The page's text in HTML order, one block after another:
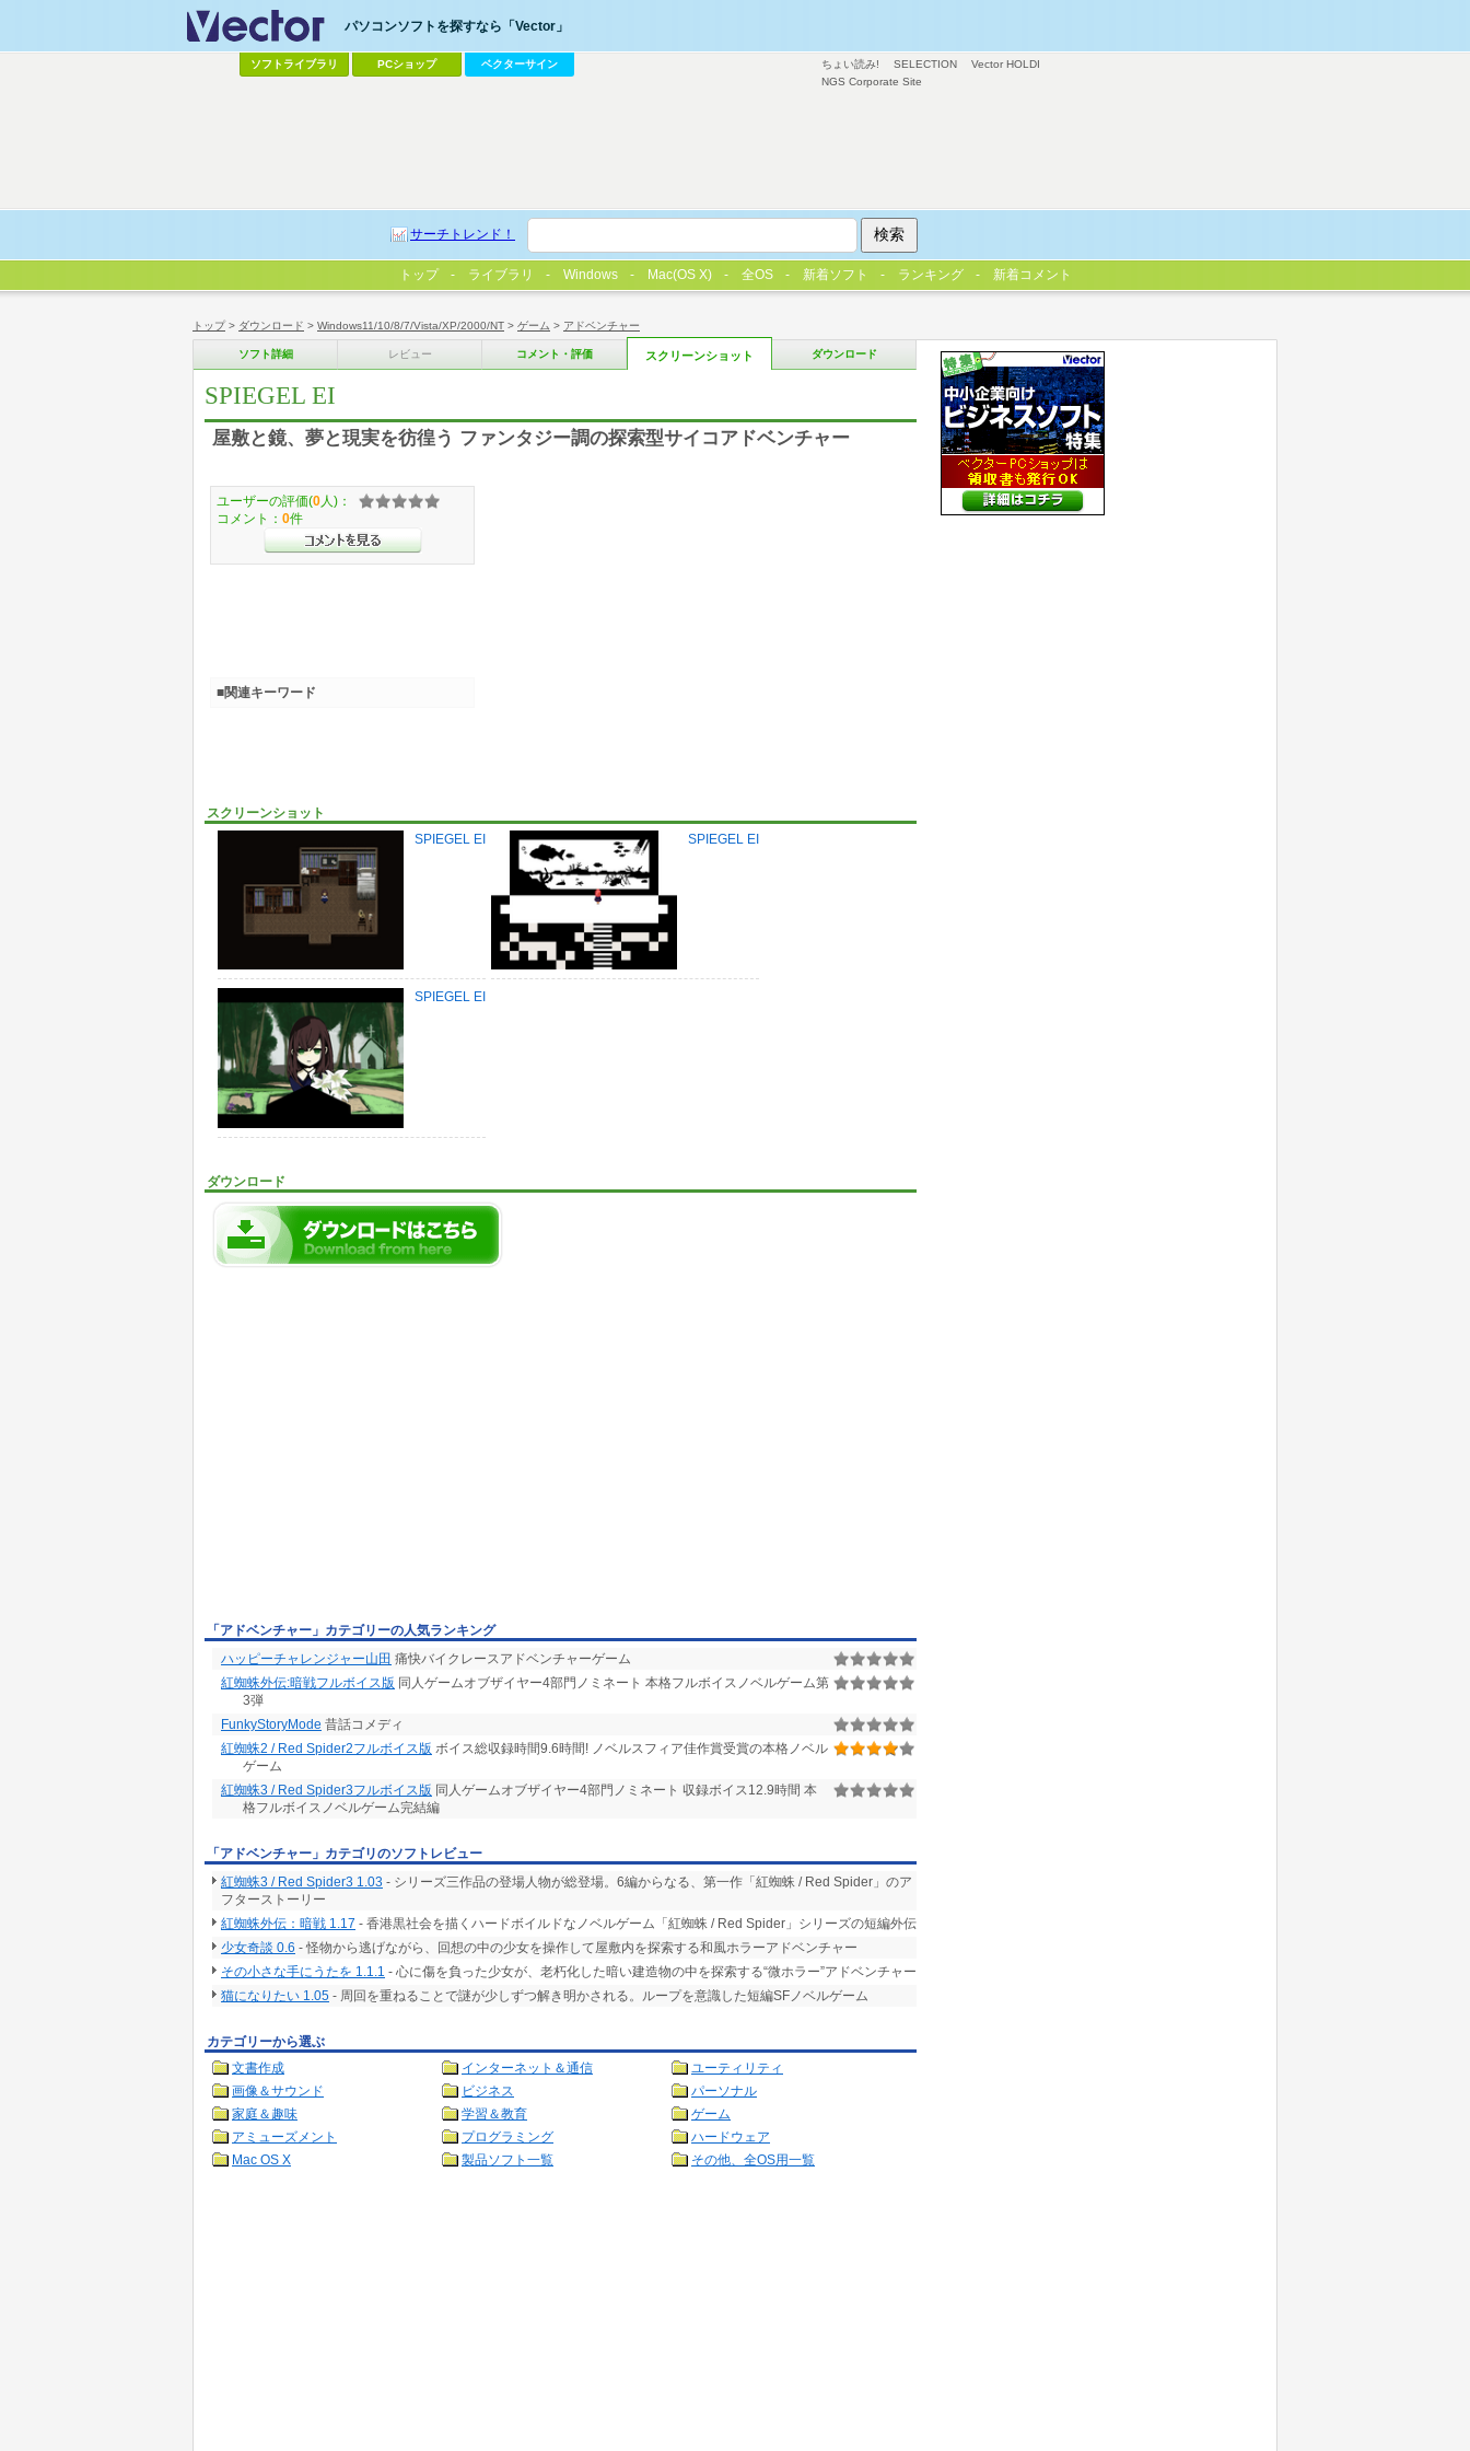
トップ> ダウンロード > Windows11/10/8/7/Vista/XP/2000/NT > ゲーム > アドベンチャー
ソフト詳細 レビュー コメント・評価 スクリーンショット ダウンロード
SPIEGEL EI
屋敷と鏡、夢と現実を彷徨う ファンタジー調の探索型サイコアドベンチャー
スクリーンショット
SPIEGEL EI
SPIEGEL EI
SPIEGEL EI
ダウンロード
ユーザーの評価(0 人)：
コメント： 0件
■関連キーワード
「アドベンチャー」カテゴリーの人気ランキング
ハッピーチャレンジャー山田 痛快バイクレースアドベンチャーゲーム
紅蜘蛛外伝:暗戦フルボイス版 同人ゲームオブザイヤー4部門ノミネート 本格フルボイスノベルゲーム第
3弾
FunkyStoryMode 昔話コメディ
紅蜘蛛2 / Red Spider2フルボイス版 ボイス総収録時間9.6時間! ノベルスフィア佳作賞受賞の本格ノベル
ゲーム
紅蜘蛛3 / Red Spider3フルボイス版 同人ゲームオブザイヤー4部門ノミネート 収録ボイス12.9時間 本
格フルボイスノベルゲーム完結編
「アドベンチャー」カテゴリのソフトレビュー
紅蜘蛛3 / Red Spider3 1.03 - シリーズ三作品の登場人物が総登場。6編からなる、第一作「紅蜘蛛 / Red Spider」のア
フターストーリー
紅蜘蛛外伝：暗戦 1.17 - 香港黒社会を描くハードボイルドなノベルゲーム「紅蜘蛛 / Red Spider」シリーズの短編外伝
少女奇談 0.6 - 怪物から逃げながら、回想の中の少女を操作して屋敷内を探索する和風ホラーアドベンチャー
その小さな手にうたを 1.1.1 - 心に傷を負った少女が、老朽化した暗い建造物の中を探索する“微ホラー”アドベンチャー
猫になりたい 1.05 - 周回を重ねることで謎が少しずつ解き明かされる。ループを意識した短編SFノベルゲーム
カテゴリーから選ぶ
文書作成
インターネット＆通信
ユーティリティ
画像＆サウンド
ビジネス
パーソナル
家庭＆趣味
学習＆教育
ゲーム
アミューズメント
プログラミング
ハードウェア
Mac OS X
製品ソフト一覧 その他、全OS用一覧
ちょい読み! SELECTION
Vector HOLDI
NGS Corporate Site
パソコンソフトを探すなら「Vector」
ソフトライブラリ PCショップ ベクターサイン
サーチトレンド！
トップ ライブラリ Windows Mac(OS X) 全OS 新着ソフト ランキング 新着コメント